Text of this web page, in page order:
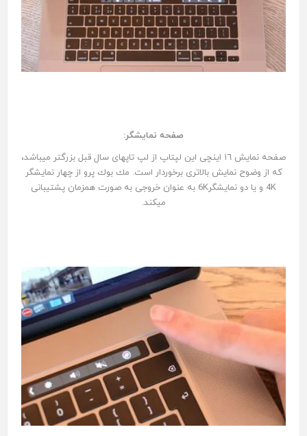
صفحه نمايشگر:
صفحه نمايش ١٦ اينچى اين لپتاپ از لپ تاپهاى سال قبل بزرگتر ميباشد،
كه از وضوح نمايش بالاترى برخوردار است. مك بوك پرو از چهار نمایشگر
4K و یا دو نمایشگر6K به عنوان خروجی به صورت همزمان پشتیبانی
میکند.